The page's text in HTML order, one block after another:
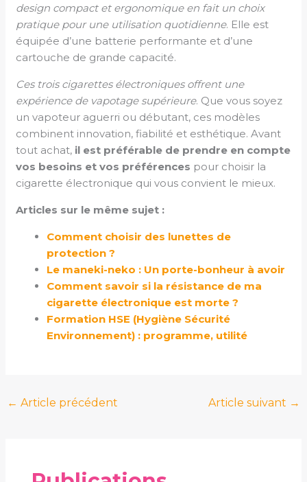
design compact et ergonomique en fait un choix
pratique pour une utilisation quotidienne. Elle est
équipée d’une batterie performante et d’une
cartouche de grande capacité.
Ces trois cigarettes électroniques offrent une
expérience de vapotage supérieure. Que vous soyez
un vapoteur aguerri ou débutant, ces modèles
combinent innovation, fiabilité et esthétique. Avant
tout achat, il est préférable de prendre en compte
vos besoins et vos préférences pour choisir la
cigarette électronique qui vous convient le mieux.
Articles sur le même sujet :
Comment choisir des lunettes de
protection ?
Le maneki-neko : Un porte-bonheur à avoir
Comment savoir si la résistance de ma
cigarette électronique est morte ?
Formation HSE (Hygiène Sécurité
Environnement) : programme, utilité
← Article précédent Article suivant →